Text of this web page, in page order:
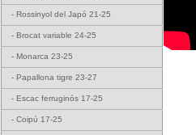
- Rossinyol del Japó 21-25
- Brocat variable 24-25
- Monarca 23-25
- Papallona tigre 23-27
- Escac ferruginós 17-25
- Coipú 17-25